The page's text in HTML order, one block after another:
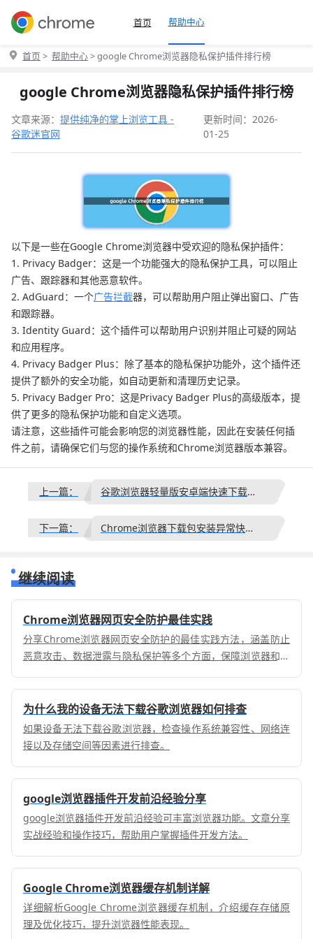
首页 帮助中心
首页 > 帮助中心> google Chrome浏览器隐私保护插件排行榜
google Chrome浏览器隐私保护插件排行榜
文章来源： 提供纯净的掌上浏览工具 -
谷歌迷官网
更新时间：2026-
01-25
以下是一些在Google Chrome浏览器中受欢迎的隐私保护插件：
1. Privacy Badger：这是一个功能强大的隐私保护工具，可以阻止
广告、跟踪器和其他恶意软件。
2. AdGuard：一个广告拦截器，可以帮助用户阻止弹出窗口、广告
和跟踪器。
3. Identity Guard：这个插件可以帮助用户识别并阻止可疑的网站
和应用程序。
4. Privacy Badger Plus：除了基本的隐私保护功能外，这个插件还
提供了额外的安全功能，如自动更新和清理历史记录。
5. Privacy Badger Pro：这是Privacy Badger Plus的高级版本，提
供了更多的隐私保护功能和自定义选项。
请注意，这些插件可能会影响您的浏览器性能，因此在安装任何插
件之前，请确保它们与您的操作系统和Chrome浏览器版本兼容。
上一篇： 谷歌浏览器轻量版安卓端快速下载安装教程
下一篇： Chrome浏览器下载包安装异常快速处理技巧
继续阅读
Chrome浏览器网页安全防护最佳实践
分享Chrome浏览器网页安全防护的最佳实践方法，涵盖防止
恶意攻击、数据泄露与隐私保护等多个方面，保障浏览器和用
为什么我的设备无法下载谷歌浏览器如何排查
如果设备无法下载谷歌浏览器，检查操作系统兼容性、网络连
接以及存储空间等因素进行排查。
google浏览器插件开发前沿经验分享
google浏览器插件开发前沿经验可丰富浏览器功能。文章分享
实战经验和操作技巧，帮助用户掌握插件开发方法。
Google Chrome浏览器缓存机制详解
详细解析Google Chrome浏览器缓存机制，介绍缓存存储原
理及优化技巧，提升浏览器性能表现。